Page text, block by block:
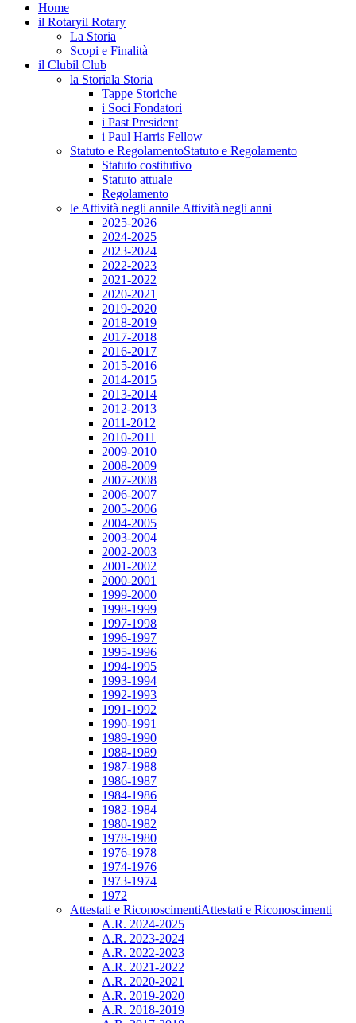
Home
il Rotaryil Rotary
La Storia
Scopi e Finalità
il Clubil Club
la Storiala Storia
Tappe Storiche
i Soci Fondatori
i Past President
i Paul Harris Fellow
Statuto e RegolamentoStatuto e Regolamento
Statuto costitutivo
Statuto attuale
Regolamento
le Attività negli annile Attività negli anni
2025-2026
2024-2025
2023-2024
2022-2023
2021-2022
2020-2021
2019-2020
2018-2019
2017-2018
2016-2017
2015-2016
2014-2015
2013-2014
2012-2013
2011-2012
2010-2011
2009-2010
2008-2009
2007-2008
2006-2007
2005-2006
2004-2005
2003-2004
2002-2003
2001-2002
2000-2001
1999-2000
1998-1999
1997-1998
1996-1997
1995-1996
1994-1995
1993-1994
1992-1993
1991-1992
1990-1991
1989-1990
1988-1989
1987-1988
1986-1987
1984-1986
1982-1984
1980-1982
1978-1980
1976-1978
1974-1976
1973-1974
1972
Attestati e RiconoscimentiAttestati e Riconoscimenti
A.R. 2024-2025
A.R. 2023-2024
A.R. 2022-2023
A.R. 2021-2022
A.R. 2020-2021
A.R. 2019-2020
A.R. 2018-2019